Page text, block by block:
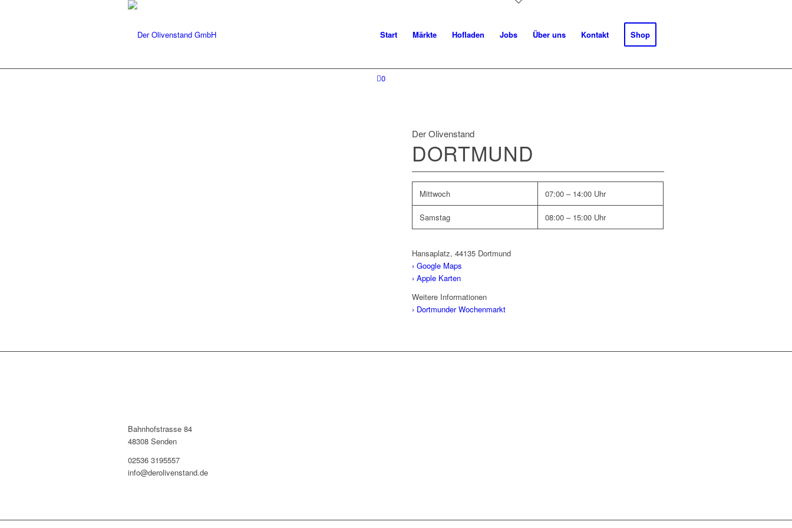
Start Märkte Hofladen Jobs Über uns Kontakt Shop
0
Der Olivenstand
DORTMUND
Mittwoch 07:00 – 14:00 Uhr
Samstag 08:00 – 15:00 Uhr
Hansaplatz, 44135 Dortmund
› Google Maps
› Apple Karten
Weitere Informationen
› Dortmunder Wochenmarkt
Bahnhofstrasse 84
48308 Senden
02536 3195557
info@derolivenstand.de